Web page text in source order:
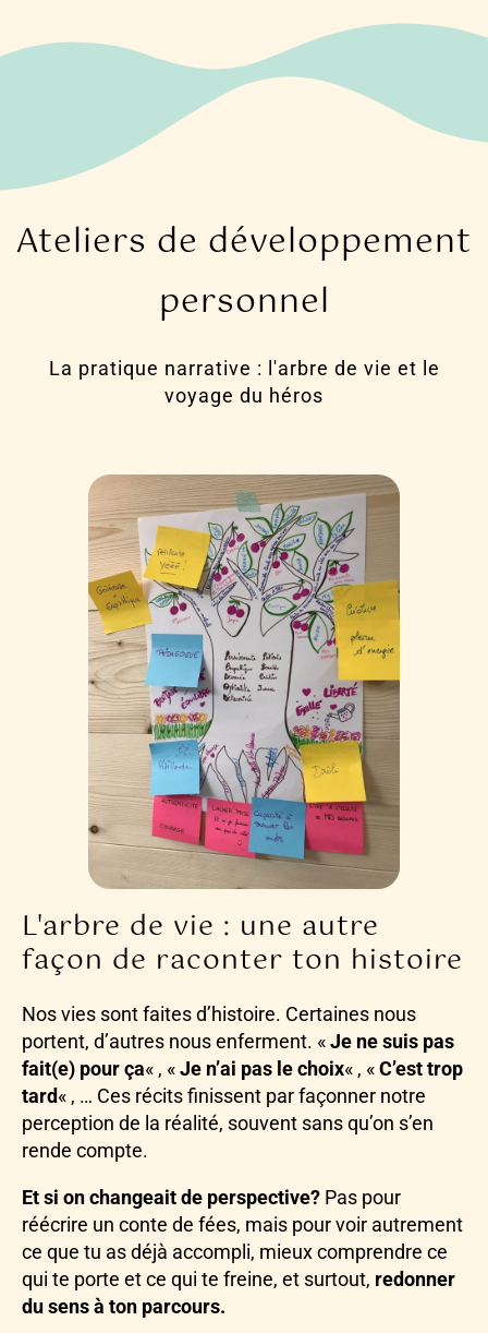
Ateliers de développement
personnel
La pratique narrative : l'arbre de vie et le
voyage du héros
L'arbre de vie : une autre
façon de raconter ton histoire
Nos vies sont faites d’histoire. Certaines nous
portent, d’autres nous enferment. «Je ne suis pas
fait(e) pour ça« , «Je n’ai pas le choix« , «C’est trop
tard« , … Ces récits finissent par façonner notre
perception de la réalité, souvent sans qu’on s’en
rende compte.
Et si on changeait de perspective? Pas pour
réécrire un conte de fées, mais pour voir autrement
ce que tu as déjà accompli, mieux comprendre ce
qui te porte et ce qui te freine, et surtout, redonner
du sens à ton parcours.